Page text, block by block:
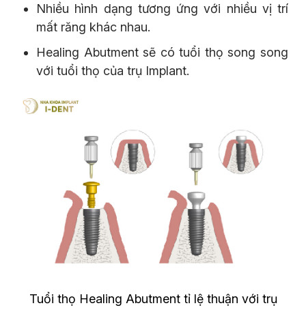
Nhiều hình dạng tương ứng với nhiều vị trí
mất răng khác nhau.
Healing Abutment sẽ có tuổi thọ song song
với tuổi thọ của trụ Implant.
Tuổi thọ Healing Abutment tỉ lệ thuận với trụ